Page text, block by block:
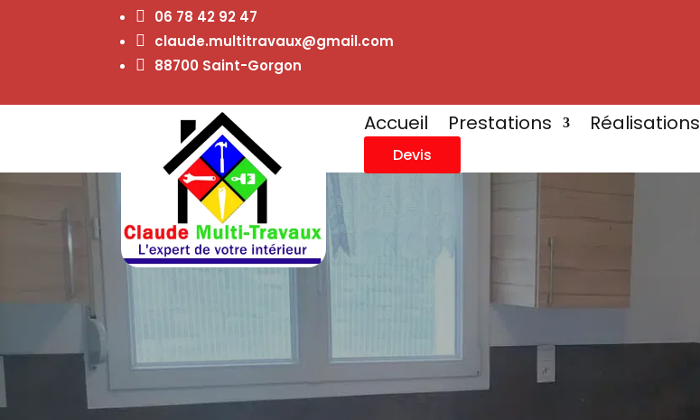
 06 78 42 92 47
 claude.multitravaux@gmail.com
 88700 Saint-Gorgon
Accueil Prestations Réalisations
Devis
aménagement de cuisine à Rambervillers